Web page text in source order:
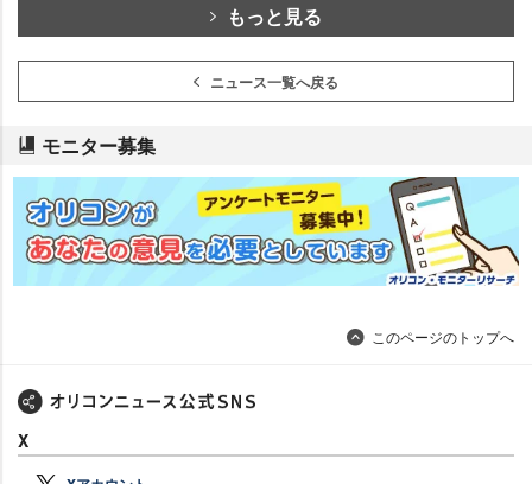
もっと見る
ニュース一覧へ戻る
モニター募集
このページのトップへ
X